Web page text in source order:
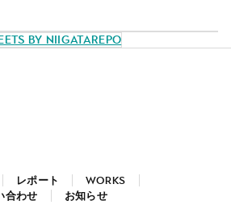
by NiigataRepo
レポート
WORKS
合わせ お知らせ